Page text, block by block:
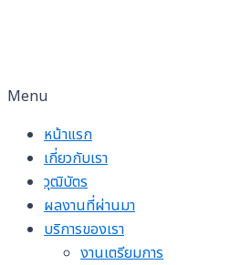
Menu
หน้าแรก
เกี่ยวกับเรา
วุฒิบัตร
ผลงานที่ผ่านมา
บริการของเรา
งานเตรียมการ